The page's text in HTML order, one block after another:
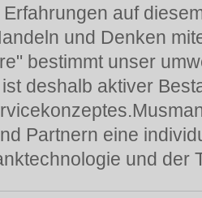
auf
und Denken
bestimmt unser
deshalb aktiver
Partnern eine
und der